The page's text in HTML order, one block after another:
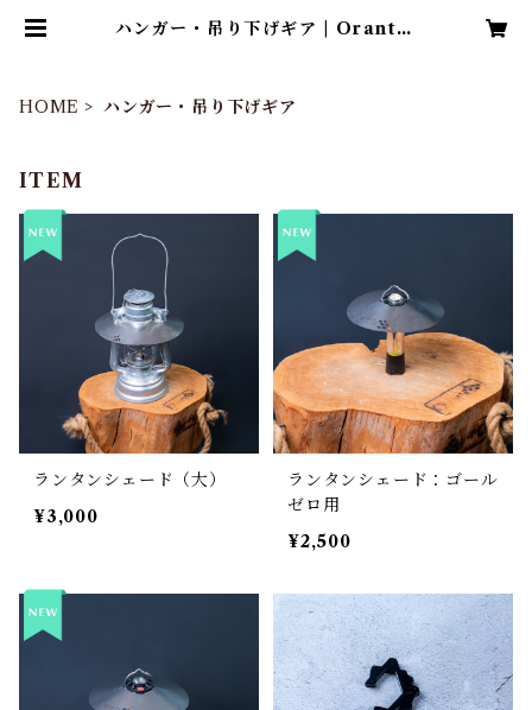
ハンガー・吊り下げギア | Orantia
HOME ハンガー・吊り下げギア
ITEM
ランタンシェード（大）
¥3,000
ランタンシェード：ゴール
ゼロ用
¥2,500